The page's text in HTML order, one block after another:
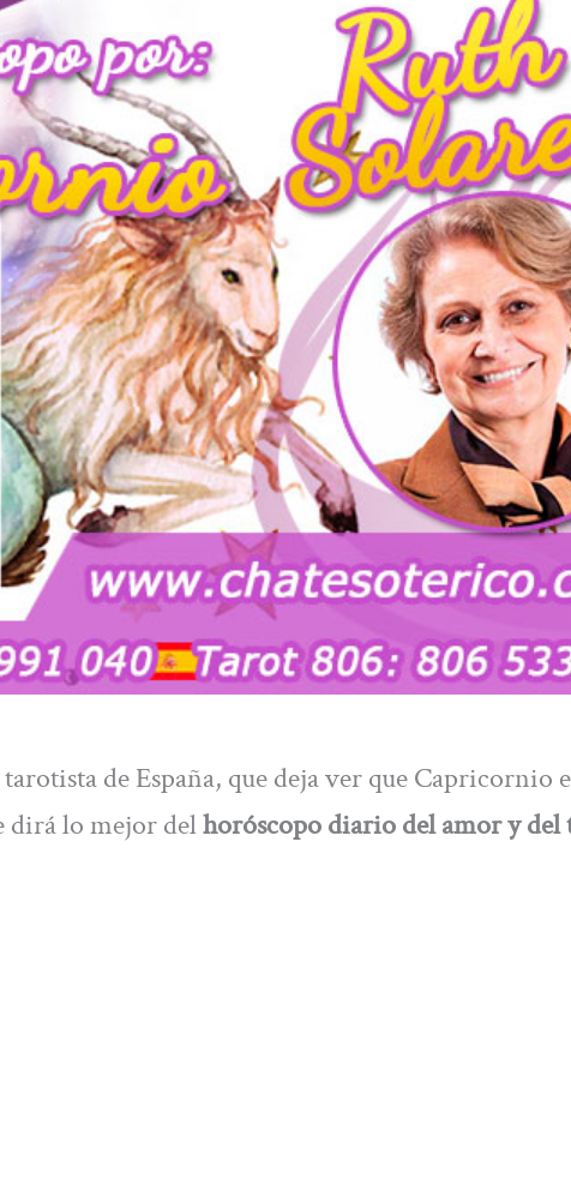
de España, que deja ver que Capricornio
dirá lo mejor delhoróscopo diario del amor y del